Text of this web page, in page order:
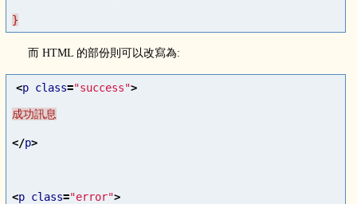
}
而 HTML 的部份則可以改寫為:
<p class="success">
</p>
<p class="error">